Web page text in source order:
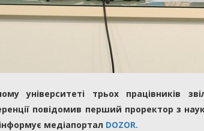
університеті трьох працівників
повідомив перший проректор з
медіапортал DOZOR.